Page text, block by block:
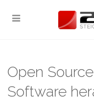
Open
Software